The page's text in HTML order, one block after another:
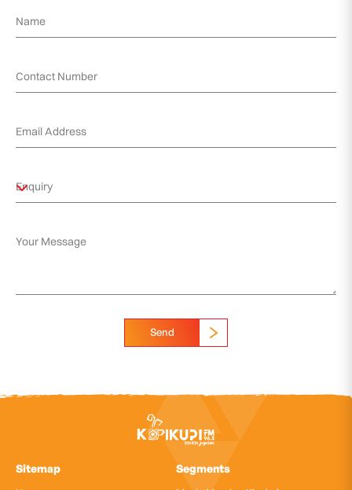
Send
Sitemap Segments